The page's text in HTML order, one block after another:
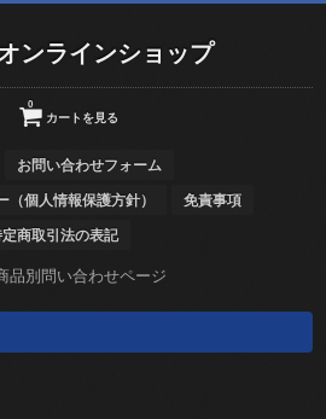
ラインショップ
カートを見る
0
お問い合わせフォーム
（個人情報保護方針） 免責事項
定商取引法の表記
品別問い合わせページ